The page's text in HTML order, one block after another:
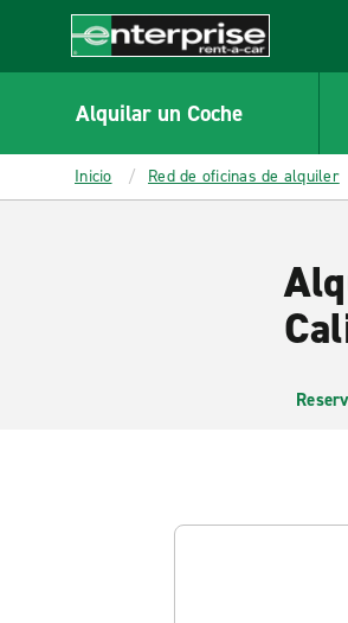
CONTENT
Enterprise
Alquilar un Coche
Inicio Red de oficinas de alquiler